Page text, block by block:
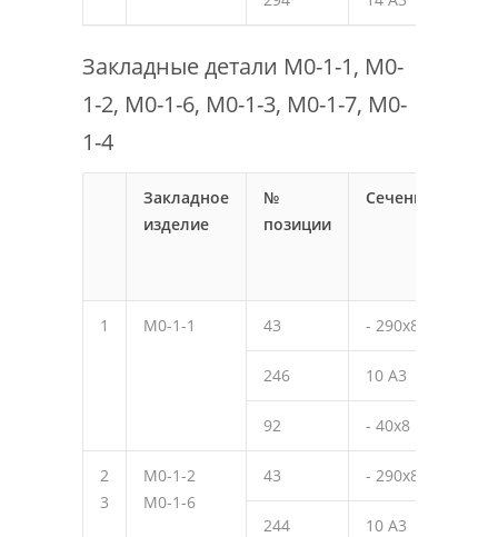
Закладные детали М0-1-1, М0-
1-2, М0-1-6, М0-1-3, М0-1-7, М0-
1-4
Закладное
изделие
№
позиции
Сечение
1 М0-1-1 43 - 290х8
246 10 А3
92 - 40х8
2
3
М0-1-2
М0-1-6
43 - 290х8
244 10 А3